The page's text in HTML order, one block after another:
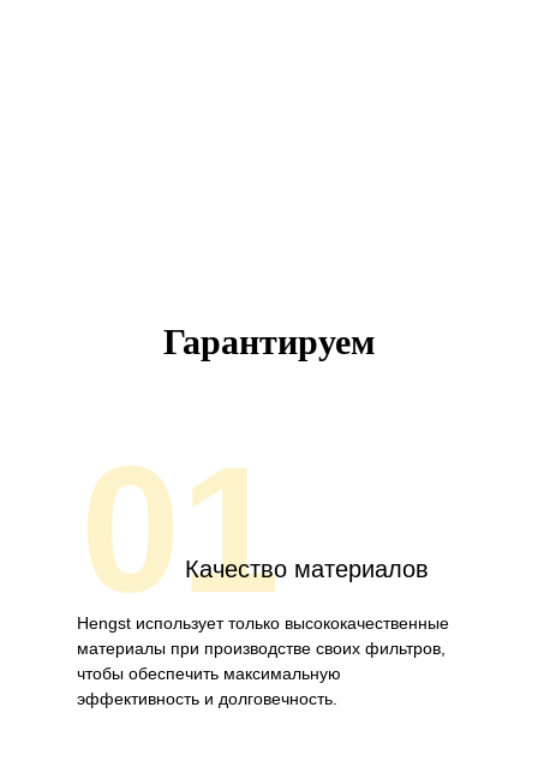
Гарантируем
01Качество материалов
Hengst использует только высококачественные
материалы при производстве своих фильтров,
чтобы обеспечить максимальную
эффективность и долговечность.